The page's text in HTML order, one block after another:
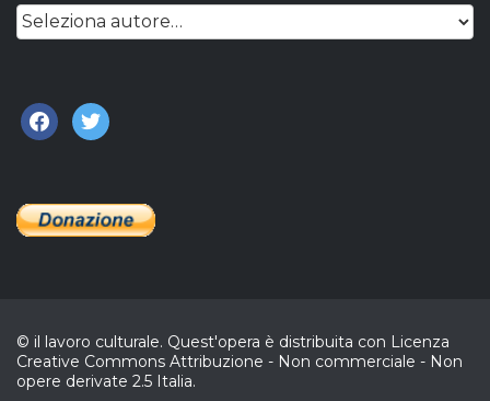
facebook
twitter
© il lavoro culturale. Quest'opera è distribuita con Licenza
Creative Commons Attribuzione - Non commerciale - Non
opere derivate 2.5 Italia.